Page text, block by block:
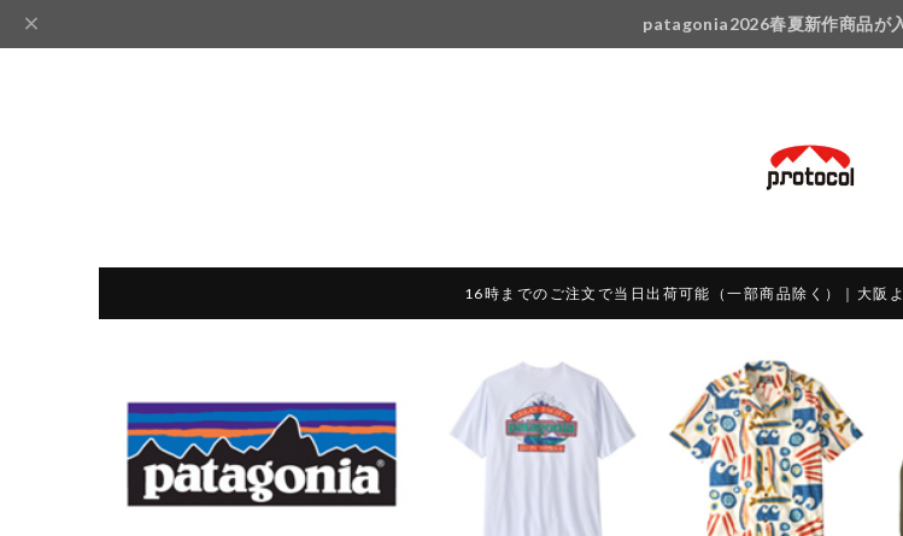
patagonia2026春夏新作商品が
16時までのご注文で当日出荷可能（一部商品除く）｜大阪